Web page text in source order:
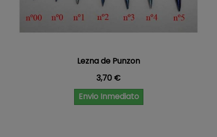
Lezna de Punzon
Precio
3,70 €
Envio Inmediato